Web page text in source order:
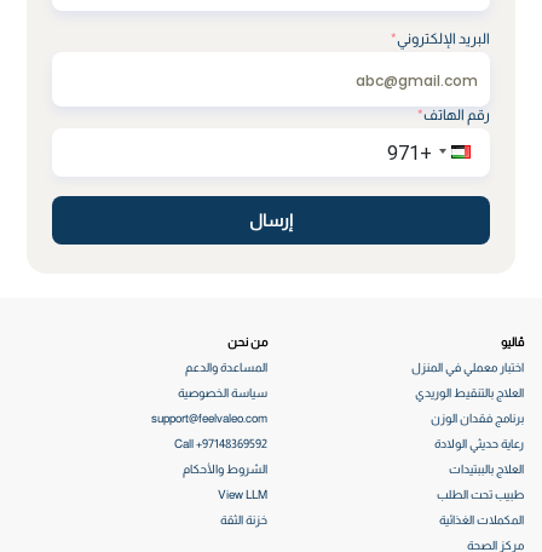
البريد الإلكتروني*
رقم الهاتف*
إرسال
ڤاليو
اختبار معملي في المنزل
العلاج بالتنقيط الوريدي
برنامج فقدان الوزن
رعاية حديثي الولادة
العلاج بالببتيدات
طبيب تحت الطلب
المكملات الغذائية
مركز الصحة
من نحن
المساعدة والدعم
سياسة الخصوصية
support@feelvaleo.com
Call +97148369592
الشروط والأحكام
View LLM
خزنة الثقة